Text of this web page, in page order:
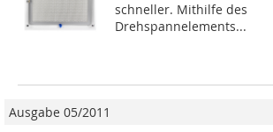
schneller. Mithilfe des
Drehspannelements...
Ausgabe 05/2011